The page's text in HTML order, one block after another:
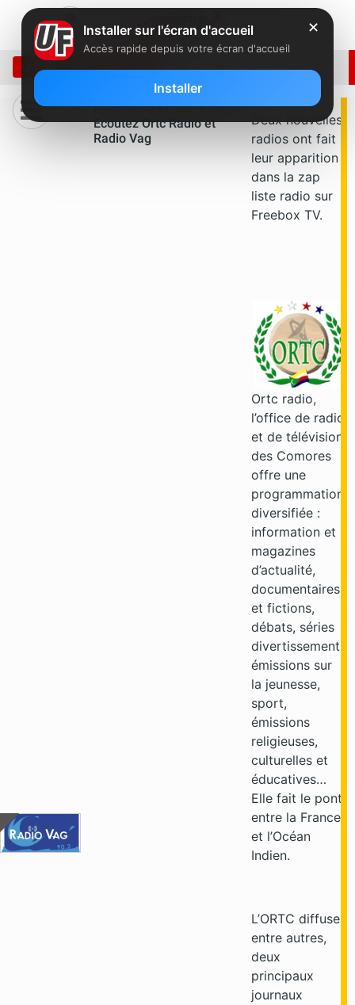
ARCHIVE: JUIN 2011
Nouveauté Freebox Radio :
Ecoutez Ortc Radio et
Radio Vag
Deux nouvelles
radios ont fait
leur apparition
dans la zap
liste radio sur
Freebox TV.
Ortc radio,
l’office de radio
et de télévision
des Comores
offre une
programmation
diversifiée :
information et
magazines
d’actualité,
documentaires
et fictions,
débats, séries
divertissement,
émissions sur
la jeunesse,
sport,
émissions
religieuses,
culturelles et
éducatives…
Elle fait le pont
entre la France
et l’Océan
Indien.
L’ORTC diffuse,
entre autres,
deux
principaux
journaux
✕
Installer sur l'écran d'accueil
Accès rapide depuis votre écran d'accueil
Installer